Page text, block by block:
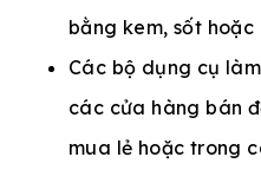
bằng kem, sốt hoặc
Các bộ dụng cụ
các cửa hàng bán
mua lẻ hoặc trong